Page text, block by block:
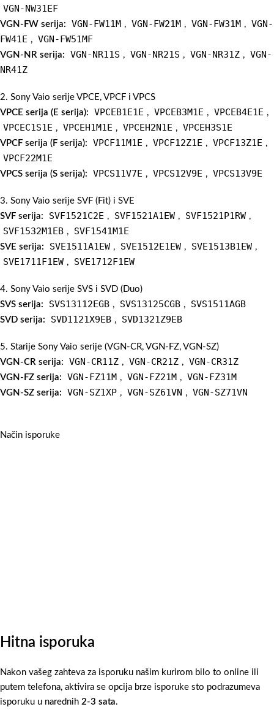
VGN-NW31EF
VGN-FW serija: VGN-FW11M , VGN-FW21M , VGN-FW31M , VGN-
FW41E , VGN-FW51MF
VGN-NR serija: VGN-NR11S , VGN-NR21S , VGN-NR31Z , VGN-
NR41Z
2. Sony Vaio serije VPCE, VPCF i VPCS
VPCE serija (E serija):
VPCEB1E1E , VPCEB3M1E , VPCEB4E1E ,
VPCEC1S1E , VPCEH1M1E , VPCEH2N1E , VPCEH3S1E
VPCF serija (F serija): VPCF11M1E , VPCF12Z1E , VPCF13Z1E ,
VPCF22M1E
VPCS serija (S serija): VPCS11V7E , VPCS12V9E , VPCS13V9E
3. Sony Vaio serije SVF (Fit) i SVE
SVF serija:
SVF1521C2E , SVF1521A1EW , SVF1521P1RW ,
SVF1532M1EB , SVF1541M1E
SVE serija: SVE1511A1EW , SVE1512E1EW , SVE1513B1EW ,
SVE1711F1EW , SVE1712F1EW
4. Sony Vaio serije SVS i SVD (Duo)
SVS serija:
SVS13112EGB , SVS13125CGB , SVS1511AGB
SVD serija: SVD1121X9EB , SVD1321Z9EB
5. Starije Sony Vaio serije (VGN-CR, VGN-FZ, VGN-SZ)
VGN-CR serija:
VGN-CR11Z , VGN-CR21Z , VGN-CR31Z
VGN-FZ serija: VGN-FZ11M , VGN-FZ21M , VGN-FZ31M
VGN-SZ serija: VGN-SZ1XP , VGN-SZ61VN , VGN-SZ71VN
Način isporuke
Hitna isporuka
Nakon vašeg zahteva za isporuku našim kurirom bilo to online ili
putem telefona, aktivira se opcija brze isporuke sto podrazumeva
isporuku u narednih 2-3 sata.